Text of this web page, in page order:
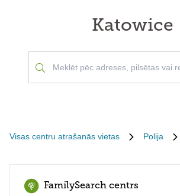
Katowice
Visas centru atrašanās vietas Polija
FamilySearch centrs